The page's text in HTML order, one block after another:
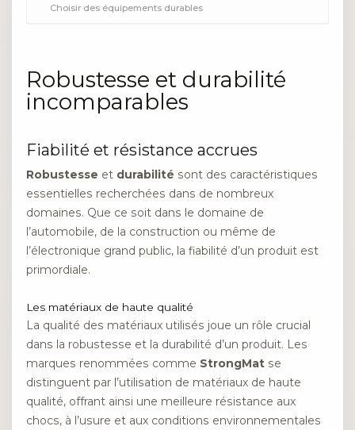
Choisir des équipements durables
Robustesse et durabilité
incomparables
Fiabilité et résistance accrues
Robustesse et durabilité sont des caractéristiques
essentielles recherchées dans de nombreux
domaines. Que ce soit dans le domaine de
l’automobile, de la construction ou même de
l’électronique grand public, la fiabilité d’un produit est
primordiale.
Les matériaux de haute qualité
La qualité des matériaux utilisés joue un rôle crucial
dans la robustesse et la durabilité d’un produit. Les
marques renommées comme StrongMat se
distinguent par l’utilisation de matériaux de haute
qualité, offrant ainsi une meilleure résistance aux
chocs, à l’usure et aux conditions environnementales